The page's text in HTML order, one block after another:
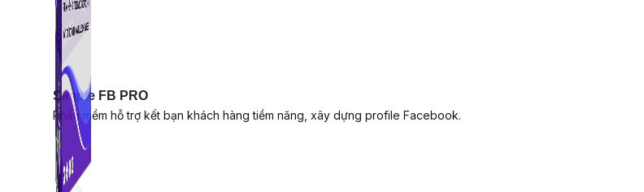
Simple FB PRO
Phần mềm hỗ trợ kết bạn khách hàng tiềm năng, xây dựng profile Facebook.